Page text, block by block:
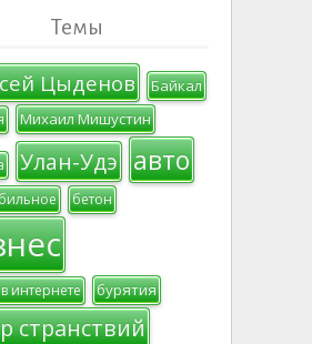
Темы
Цыденов Байкал
Михаил Мишустин
Улан-Удэ авто
бетон
интернете бурятия
странствий